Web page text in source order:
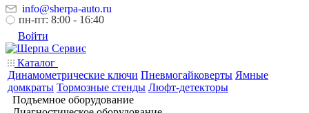
info@sherpa-auto.ru
пн-пт: 8:00 - 16:40
Войти
Каталог
Динамометрические ключи Пневмогайковерты Ямные
домкраты Тормозные стенды Люфт-детекторы
Подъемное оборудование